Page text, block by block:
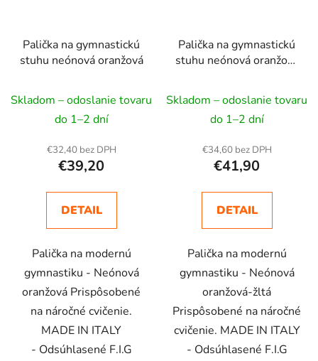
Palička na gymnastickú
stuhu neónová oranžová
Skladom – odoslanie tovaru
do 1–2 dní
€32,40 bez DPH
€39,20
DETAIL
Palička na modernú
gymnastiku - Neónová
oranžová Prispôsobené
na náročné cvičenie.
MADE IN ITALY
- Odsúhlasené F.I.G
Palička na gymnastickú
stuhu neónová oranžová
Skladom – odoslanie tovaru
do 1–2 dní
€34,60 bez DPH
€41,90
DETAIL
Palička na modernú
gymnastiku - Neónová
oranžová-žltá
Prispôsobené na náročné
cvičenie. MADE IN ITALY
- Odsúhlasené F.I.G